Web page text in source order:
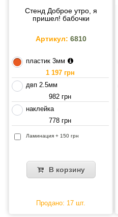
Стенд Доброе утро, я
пришел! бабочки
Артикул: 6810
пластик 3мм
1 197 грн
двп 2.5мм
982 грн
наклейка
778 грн
Ламинация + 150 грн
В корзину
Продано: 17 шт.